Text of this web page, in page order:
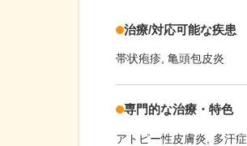
治療/対応可能な疾患
帯状疱疹 亀頭包皮炎
専門的な治療・特色
アトピー性皮膚炎 多汗症